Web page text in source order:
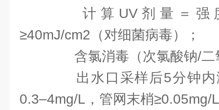
计算UV剂量＝强
≥40mJ/cm2（对细菌病毒）；
含氯消毒（次氯酸钠/二
出水口采样后5分钟内
0.3–4mg/L，管网末梢≥0.05mg/